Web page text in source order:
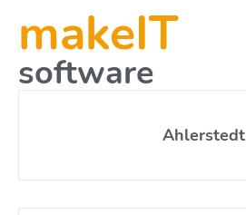
makeIT
software
Ahlerstedt